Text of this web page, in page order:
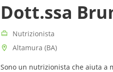
Dott.ssa
Nutrizionista
Altamura (BA)
Sono un nutrizionista che aiuta a